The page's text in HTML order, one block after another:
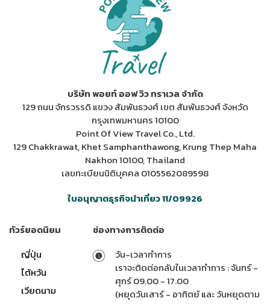
บริษัท พอยท์ ออฟ วิว ทราเวล จำกัด
129 ถนน จักรวรรดิ แขวง สัมพันธวงศ์ เขต สัมพันธวงศ์ จังหวัด
กรุงเทพมหานคร 10100
Point Of View Travel Co., Ltd.
129 Chakkrawat, Khet Samphanthawong, Krung Thep Maha
Nakhon 10100, Thailand
เลขทะเบียนนิติบุคคล 0105562089598
ใบอนุญาตธุรกิจนำเที่ยว 11/09926
ทัวร์ยอดนิยม
ญี่ปุ่น
ไต้หวัน
เวียดนาม
ช่องทางการติดต่อ
วัน-เวลาทำการ
เราจะติดต่อกลับในเวลาทำการ : จันทร์ -
ศุกร์ 09.00 - 17.00
(หยุดวันเสาร์ - อาทิตย์ และ วันหยุดตาม